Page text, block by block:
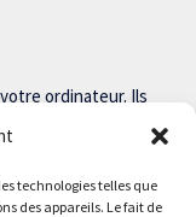
technologies telles que
des appareils. Le fait de
ordinateur. Ils
et de personnaliser
d’informations.